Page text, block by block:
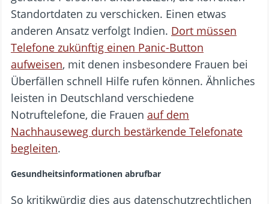
Standortdaten zu verschicken. Einen etwas
anderen Ansatz verfolgt Indien. Dort müssen
Telefone zukünftig einen Panic-Button
aufweisen, mit denen insbesondere Frauen bei
Überfällen schnell Hilfe rufen können. Ähnliches
leisten in Deutschland verschiedene
Notruftelefone, die Frauen auf dem
Nachhauseweg durch bestärkende Telefonate
begleiten.
Gesundheitsinformationen abrufbar
So kritikwürdig dies aus datenschutzrechtlichen